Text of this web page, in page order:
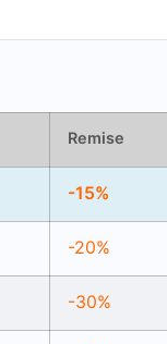
Remise
-15%
-20%
-30%